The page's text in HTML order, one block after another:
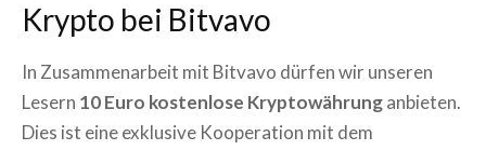
Krypto bei Bitvavo
In Zusammenarbeit mit Bitvavo dürfen wir unseren
Lesern 10 Euro kostenlose Kryptowährunganbieten.
Dies ist eine exklusive Kooperation mit dem